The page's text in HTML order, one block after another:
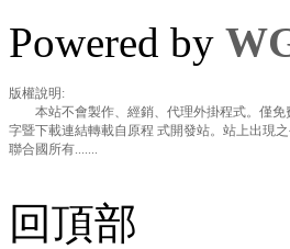
Powered by
版權說明:
本站不會製作、經銷、代理外掛程式。僅免
字暨下載連結轉載自原程 式開發站。站上出現
聯合國所有.......
回頂部